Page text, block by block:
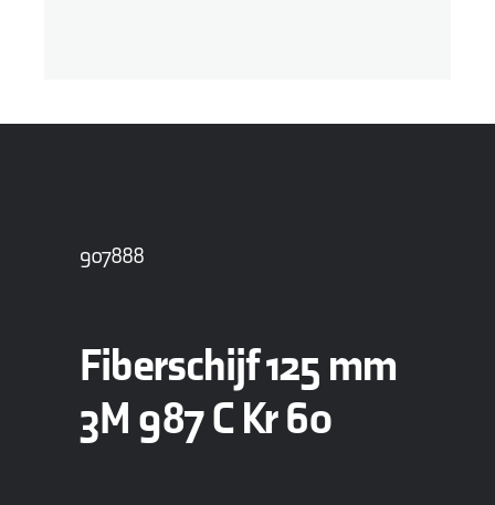
907888
Fiberschijf 125 mm
3M 987 C Kr 60